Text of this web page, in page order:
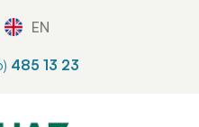
EN
485 13 23